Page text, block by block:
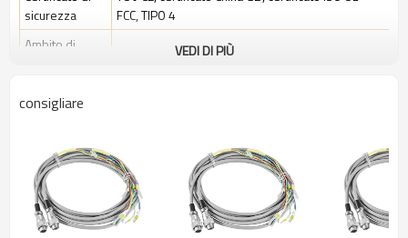
sicurezza
FCC, TIPO 4
Ambito di
Ambiente industriale standard
Caratteristiche
risoluzione
Controlla la
precisione
28 mm
Numero di
VEDI DI PIÙ
consigliare